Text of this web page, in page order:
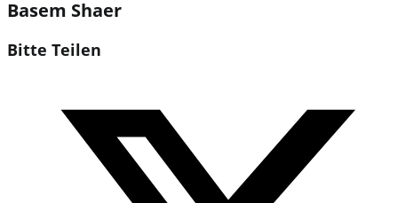
Basem Shaer
Bitte Teilen